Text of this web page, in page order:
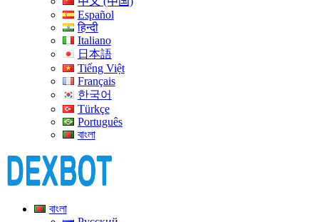
Español
हिन्दी
Italiano
日本語
Tiếng Việt
Français
한국어
Türkçe
Português
বাংলা
বাংলা